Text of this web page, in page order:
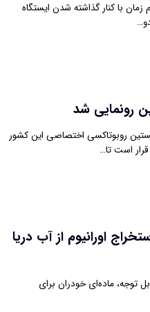
با کنار گذاشته شدن ایستگاه
رونمایی شد
روبوتاکسی اختصاصی این کشور
است تا…
اورانیوم از آب دریا
توجه، ماده‌ای خودران برای